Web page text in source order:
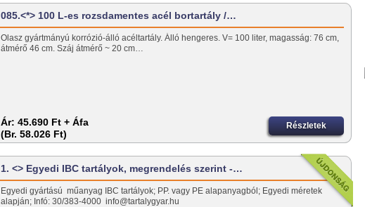
085.<*> 100 L-es rozsdamentes acél bortartály /…
Olasz gyártmányú korrózió-álló acéltartály. Álló hengeres. V= 100 liter, magasság: 76 cm,
átmérő 46 cm. Száj átmérő ~ 20 cm…
Ár: 45.690 Ft + Áfa
(Br. 58.026 Ft)
Részletek
1. <> Egyedi IBC tartályok, megrendelés szerint -…
Egyedi gyártású műanyag IBC tartályok; PP. vagy PE alapanyagból; Egyedi méretek
alapján; Infó: 30/383-4000 info@tartalygyar.hu